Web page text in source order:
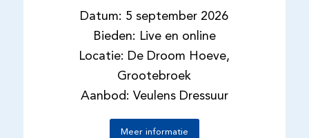
Datum: 5 september 2026
Bieden: Live en online
Locatie: De Droom Hoeve,
Grootebroek
Aanbod: Veulens Dressuur
Meer informatie